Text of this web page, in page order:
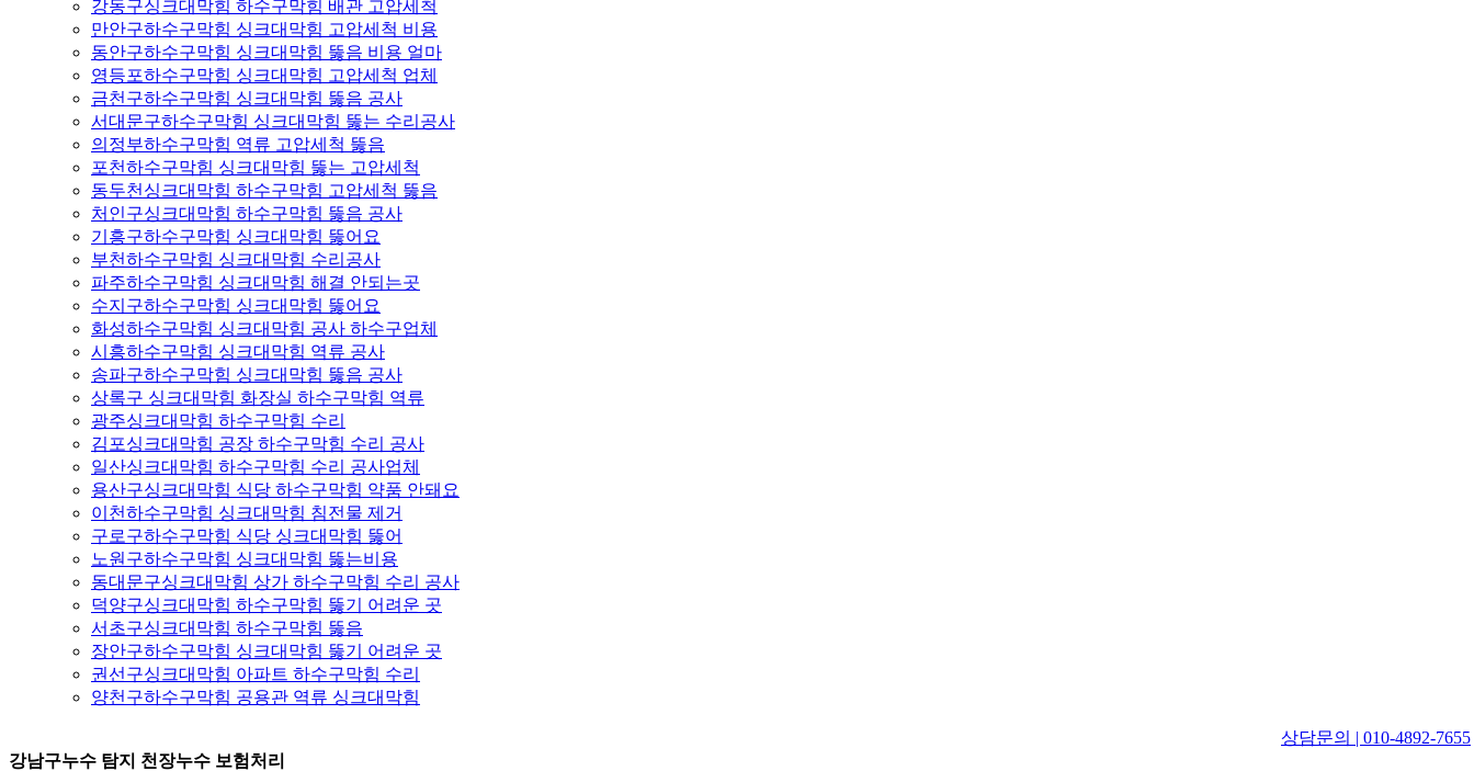
강동구싱크대막힘 하수구막힘 배관 고압세척
만안구하수구막힘 싱크대막힘 고압세척 비용
동안구하수구막힘 싱크대막힘 뚫음 비용 얼마
영등포하수구막힘 싱크대막힘 고압세척 업체
금천구하수구막힘 싱크대막힘 뚫음 공사
서대문구하수구막힘 싱크대막힘 뚫는 수리공사
의정부하수구막힘 역류 고압세척 뚫음
포천하수구막힘 싱크대막힘 뚫는 고압세척
동두천싱크대막힘 하수구막힘 고압세척 뚫음
처인구싱크대막힘 하수구막힘 뚫음 공사
기흥구하수구막힘 싱크대막힘 뚫어요
부천하수구막힘 싱크대막힘 수리공사
파주하수구막힘 싱크대막힘 해결 안되는곳
수지구하수구막힘 싱크대막힘 뚫어요
화성하수구막힘 싱크대막힘 공사 하수구업체
시흥하수구막힘 싱크대막힘 역류 공사
송파구하수구막힘 싱크대막힘 뚫음 공사
상록구 싱크대막힘 화장실 하수구막힘 역류
광주싱크대막힘 하수구막힘 수리
김포싱크대막힘 공장 하수구막힘 수리 공사
일산싱크대막힘 하수구막힘 수리 공사업체
용산구싱크대막힘 식당 하수구막힘 약품 안돼요
이천하수구막힘 싱크대막힘 침전물 제거
구로구하수구막힘 식당 싱크대막힘 뚫어
노원구하수구막힘 싱크대막힘 뚫는비용
동대문구싱크대막힘 상가 하수구막힘 수리 공사
덕양구싱크대막힘 하수구막힘 뚫기 어려운 곳
서초구싱크대막힘 하수구막힘 뚫음
장안구하수구막힘 싱크대막힘 뚫기 어려운 곳
권선구싱크대막힘 아파트 하수구막힘 수리
양천구하수구막힘 공용관 역류 싱크대막힘
상담문의 | 010-4892-7655
강남구누수 탐지 천장누수 보험처리